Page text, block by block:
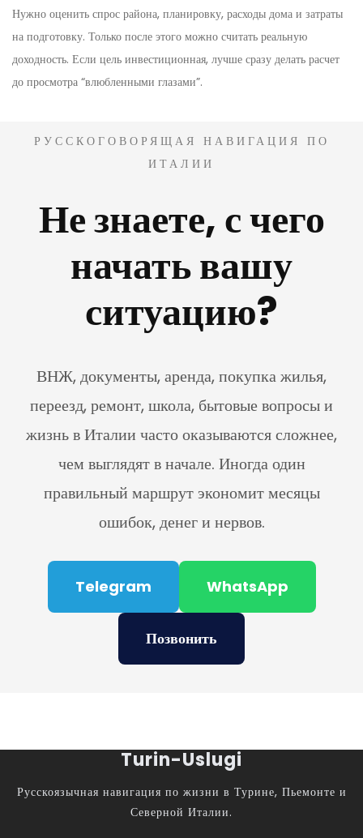
Нужно оценить спрос района, планировку, расходы дома и затраты
на подготовку. Только после этого можно считать реальную
доходность. Если цель инвестиционная, лучше сразу делать расчет
до просмотра “влюбленными глазами”.
РУССКОГОВОРЯЩАЯ НАВИГАЦИЯ ПО
ИТАЛИИ
Не знаете, с чего
начать вашу
ситуацию?
ВНЖ, документы, аренда, покупка жилья,
переезд, ремонт, школа, бытовые вопросы и
жизнь в Италии часто оказываются сложнее,
чем выглядят в начале. Иногда один
правильный маршрут экономит месяцы
ошибок, денег и нервов.
Telegram WhatsApp
Позвонить
Turin-Uslugi
Русскоязычная навигация по жизни в Турине, Пьемонте и
Северной Италии.